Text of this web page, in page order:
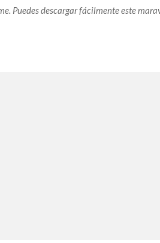
Puedes descargar fácilmente este